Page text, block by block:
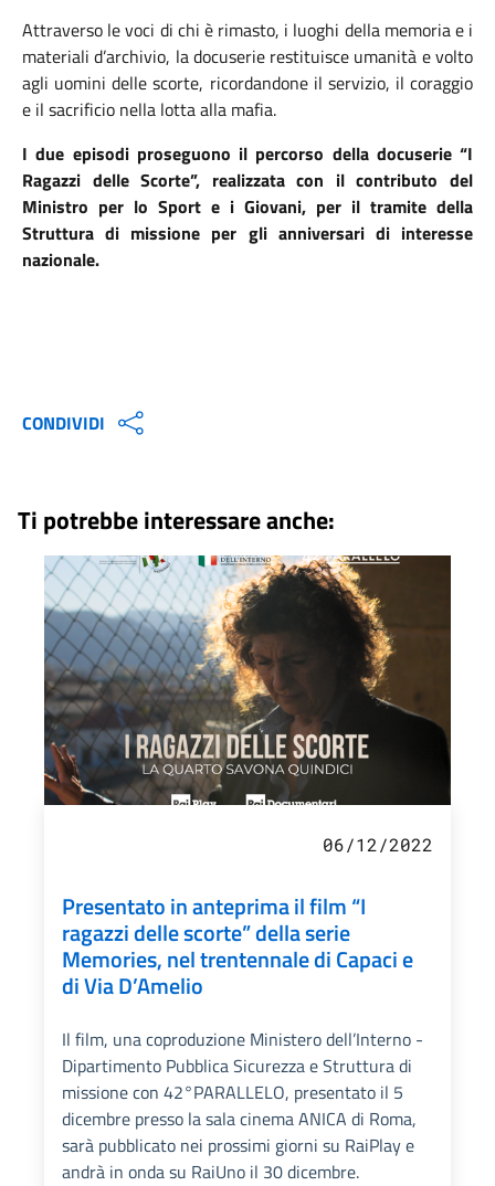
Attraverso le voci di chi è rimasto, i luoghi della memoria e i
materiali d’archivio, la docuserie restituisce umanità e volto
agli uomini delle scorte, ricordandone il servizio, il coraggio
e il sacrificio nella lotta alla mafia.
I due episodi proseguono il percorso della docuserie “I
Ragazzi delle Scorte”, realizzata con il contributo del
Ministro per lo Sport e i Giovani, per il tramite della
Struttura di missione per gli anniversari di interesse
nazionale.
CONDIVIDI
Ti potrebbe interessare anche:
06/12/2022
Presentato in anteprima il film “I
ragazzi delle scorte” della serie
Memories, nel trentennale di Capaci e
di Via D’Amelio
Il film, una coproduzione Ministero dell’Interno -
Dipartimento Pubblica Sicurezza e Struttura di
missione con 42°PARALLELO, presentato il 5
dicembre presso la sala cinema ANICA di Roma,
sarà pubblicato nei prossimi giorni su RaiPlay e
andrà in onda su RaiUno il 30 dicembre.